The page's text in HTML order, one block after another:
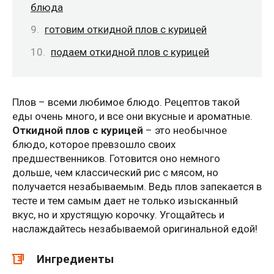
блюда
готовим откидной плов с курицей
подаем откидной плов с курицей
Плов – всеми любимое блюдо. Рецептов такой
еды очень много, и все они вкусные и ароматные.
Откидной плов с курицей – это необычное
блюдо, которое превзошло своих
предшественников. Готовится оно немного
дольше, чем классический рис с мясом, но
получается незабываемым. Ведь плов запекается в
тесте и тем самым дает не только изысканный
вкус, но и хрустящую корочку. Угощайтесь и
наслаждайтесь незабываемой оригинальной едой!
Ингредиенты